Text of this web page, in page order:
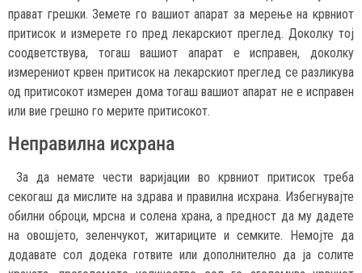
прават грешки. Земете го вашиот апарат за мерење на крвниот
притисок и измерете го пред лекарскиот преглед. Доколку тој
соодветствува, тогаш вашиот апарат е исправен, доколку
измерениот крвен притисок на лекарскиот преглед се разликува
од притисокот измерен дома тогаш вашиот апарат не е исправен
или вие грешно го мерите притисокот.
Неправилна исхрана
За да немате чести варијации во крвниот притисок треба
секогаш да мислите на здрава и правилна исхрана. Избегнувајте
обилни оброци, мрсна и солена храна, а предност да му дадете
на овошјето, зеленчукот, житариците и семките. Немојте да
додавате сол додека готвите или дополнително да ја солите